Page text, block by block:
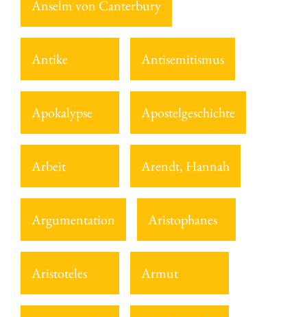
Anselm von Canterbury
Antike Antisemitismus
Apokalypse Apostelgeschichte
Arbeit Arendt, Hannah
Argumentation Aristophanes
Aristoteles Armut